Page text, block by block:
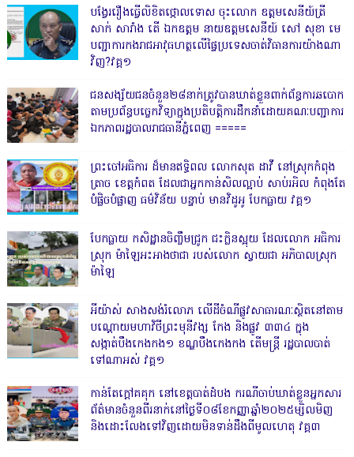
បង្វែររឿងធ្វើលិខិតថ្កោលទោស ចុះលោក ឧត្តមសេនីយ៍ត្រី
សាក់ សារាំង តើ ឯកឧត្តម នាយឧត្តមសេនីយ៍ សៅ សុខា មេ
បញ្ជាការកងរាជអាវុធហត្ថលើផ្ទៃប្រទេសចាត់វិធានការយ៉ាងណា
វិញ?វគ្គ១
ជនសង្ស័យជនចំនួន២៨នាក់ត្រូវបានឃាត់ខ្លួនពាក់ព័ន្ធការឆបោក
តាមប្រព័ន្ធបច្ចេកវិទ្យាក្នុងប្រតិបត្តិការដឹកនាំដោយគណៈបញ្ជាការ
ឯកភាពរដ្ឋបាលរាជធានីភ្នំពេញ ‎=====
ព្រះចៅអធិការ ដ៏មានឥទ្ធិពល លោកសុត ដាវី នៅស្រុកកំពុង
ត្រាច ខេត្តកំពត ដែលជាអ្នកកាន់សិលល្អាប់ សាប់រអិល កំពុងតែ
បំផ្លិចបំផ្លាញ ធម៌វិន័យ បន្ទាប់ មានវិដូអូ បែកធ្លាយ វគ្គ១
បែកធ្លាយ កសិដ្ឋានចិញ្ចឹមជ្រូក ជះក្លិនស្អុយ ដែលលោក អធិការ
ស្រុក ម៉ាឡៃអះអាងថាជា របស់លោក ស្វាយជា អភិបាលស្រុក
ម៉ាឡៃ
អីយ៉ាស់ សាងសង់រំលោភ លើដីចំណីផ្លូវសាធារណៈស្ថិតនៅតាម
បណ្ដោយមហាវិថីព្រះមុនីវង្ស កែង និងផ្លូវ ៣៣៤ ក្នុង
សង្កាត់បឹងកេងកង១ ខណ្ឌបឹងកេងកង តើមន្ត្រី រដ្ឋបាលបាត់
ទៅណាអស់ វគ្គ១
កាន់តែក្តៅគគុក នៅខេត្តបាត់ដំបង ករណីចាប់ឃាត់ខ្លួនអ្នកសារ
ព័ត៌មានចំនួនពីរនាក់នៅថ្ងៃទី០៨ខែកញ្ញាឆ្នាំ២០២៥ម្សិលមិញ
និងដោះលែងទៅវិញដោយមិនទាន់ដឹងពីមូលហេតុ វគ្គ៣